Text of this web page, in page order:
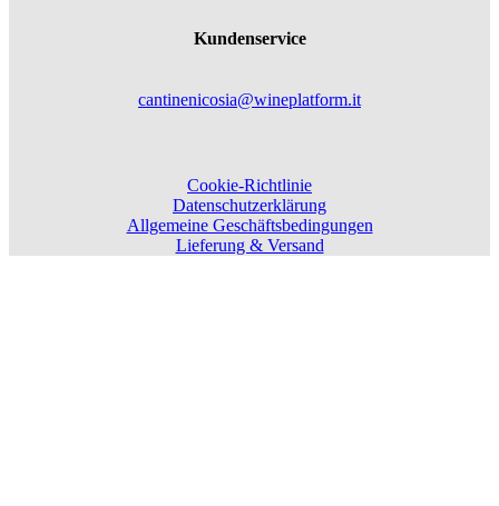
Kundenservice
cantinenicosia@wineplatform.it
Cookie-Richtlinie
Datenschutzerklärung
Allgemeine Geschäftsbedingungen
Lieferung & Versand